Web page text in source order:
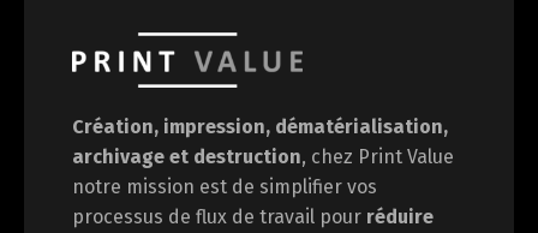
Création, impression, dématérialisation,
archivage et destruction, chez Print Value
notre mission est de simplifier vos
processus de flux de travail pour réduire